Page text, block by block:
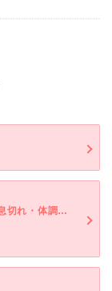
ほてり・めまい・だるい・けいれん・動悸・息切れ・体調不良・寝つきが悪い・不眠・気が滅入る・不安